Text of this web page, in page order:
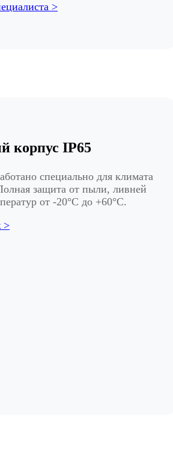
>
корпус IP65
специально для климата
защита от пыли, ливней
от -20°C до +60°C.
>